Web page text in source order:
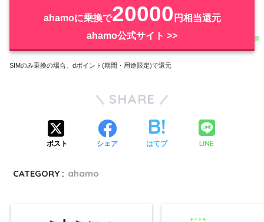
ahamoに乗換で20000 円相当還元
ahamo公式サイト >>
SIMのみ乗換の場合、dポイント(期間・用途限定)で還元
SHARE
ポスト シェア はてブ LINE
CATEGORY : ahamo